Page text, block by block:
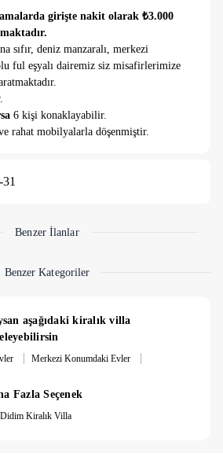
girişte nakit olarak ₺3.000
sıfır, deniz manzaralı, merkezi
ful eşyalı dairemiz siz misafirlerimize
6 kişi konaklayabilir.
rahat mobilyalarla döşenmiştir.
için ideal olan bu evimiz doğal
Benzer İlanlar
Benzer Kategoriler
aşağıdaki kiralık villa
| Merkezi Konumdaki Evler |
Fazla Seçenek
Didim Kiralık Villa